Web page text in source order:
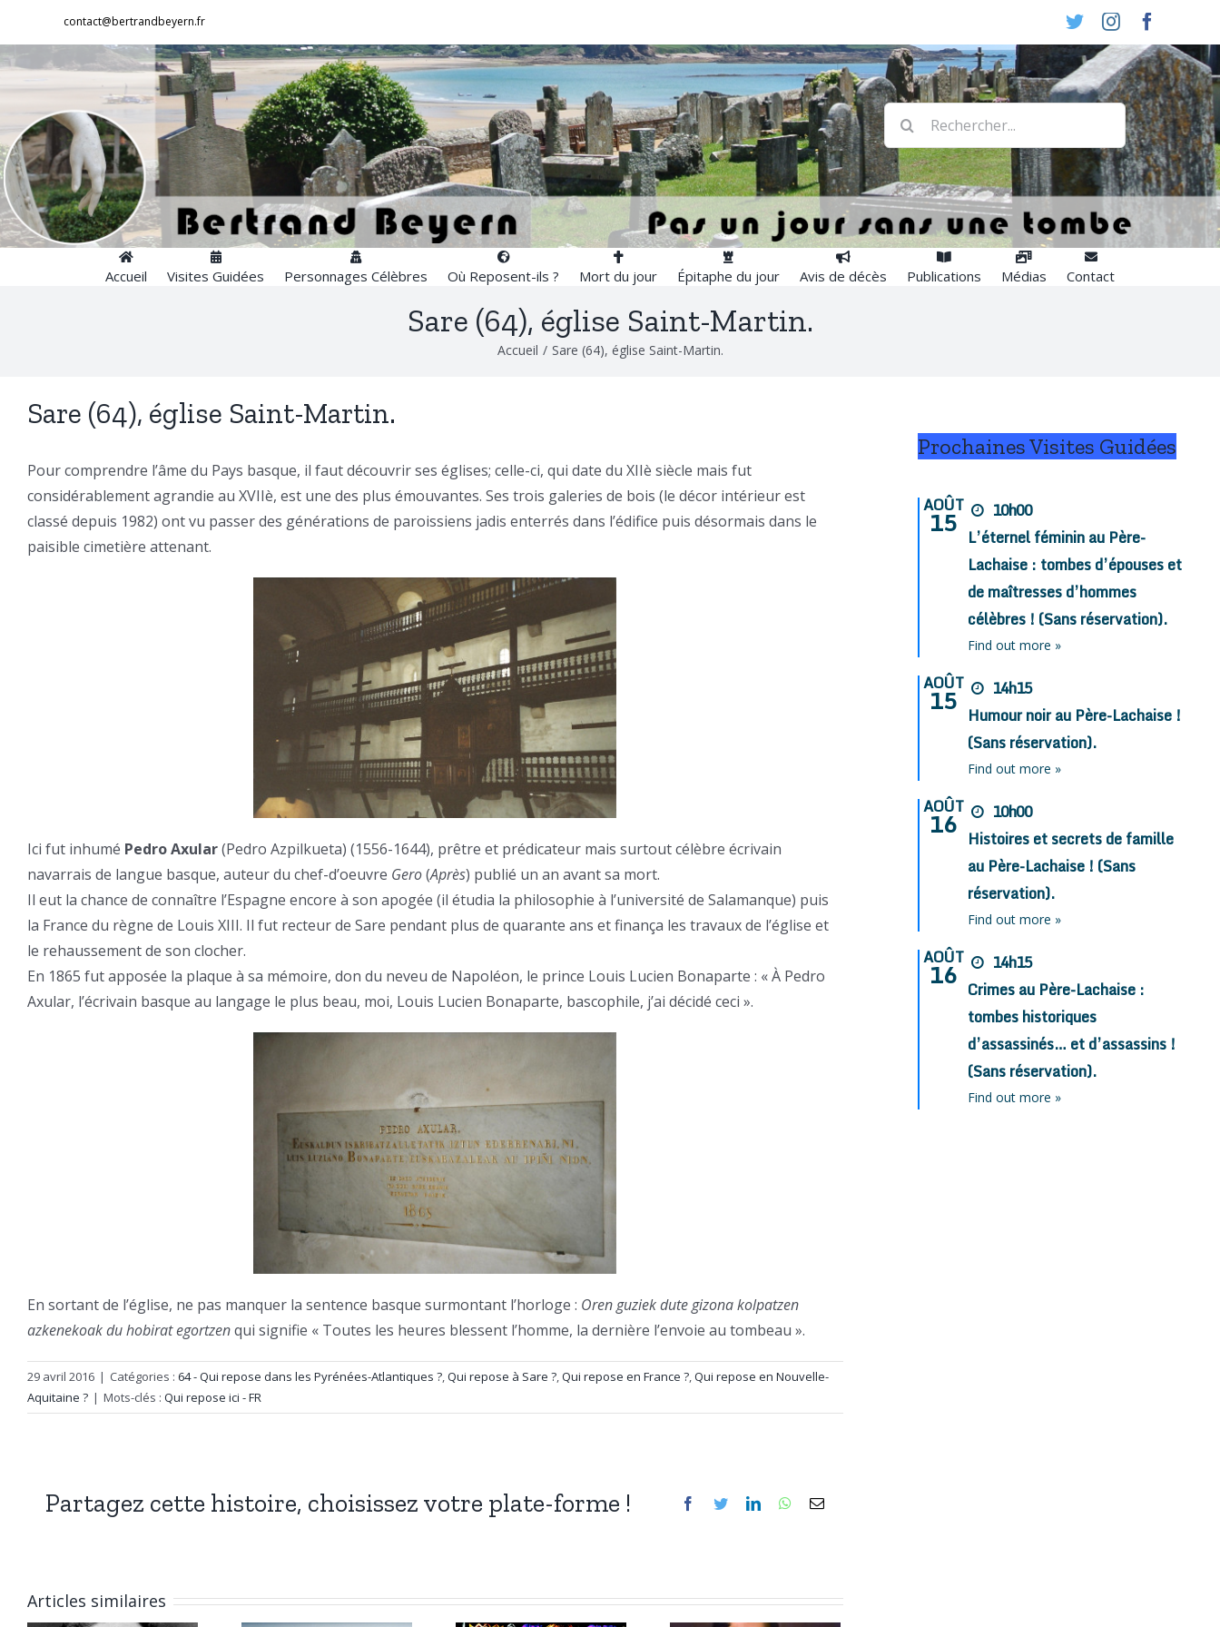
contenu
contact@bertrandbeyern.fr TwitterInstagram
Rechercher:
Accueil Visites Guidées Personnages Célèbres Où Reposent-ils ? Mort du jour Épitaphe du jour Avis de décès Publications Médias Contact
Sare (64), église Saint-Martin.
Accueil / Sare (64), église Saint-Martin.
Sare (64), église Saint-Martin.
Pour comprendre l’âme du Pays basque, il faut découvrir ses églises; celle-ci, qui date du XIIè siècle mais fut
considérablement agrandie au XVIIè, est une des plus émouvantes. Ses trois galeries de bois (le décor intérieur est
classé depuis 1982) ont vu passer des générations de paroissiens jadis enterrés dans l’édifice puis désormais dans le
paisible cimetière attenant.
Ici fut inhumé Pedro Axular(Pedro Azpilkueta) (1556-1644), prêtre et prédicateur mais surtout célèbre écrivain
navarrais de langue basque, auteur du chef-d’oeuvre Gero(Après) publié un an avant sa mort.
Il eut la chance de connaître l’Espagne encore à son apogée (il étudia la philosophie à l’université de Salamanque) puis
la France du règne de Louis XIII. Il fut recteur de Sare pendant plus de quarante ans et finança les travaux de l’église et
le rehaussement de son clocher.
En 1865 fut apposée la plaque à sa mémoire, don du neveu de Napoléon, le prince Louis Lucien Bonaparte : « À Pedro
Axular, l’écrivain basque au langage le plus beau, moi, Louis Lucien Bonaparte, bascophile, j’ai décidé ceci ».
En sortant de l’église, ne pas manquer la sentence basque surmontant l’horloge : Oren guziek dute gizona kolpatzen
azkenekoak du hobirat egortzenqui signifie « Toutes les heures blessent l’homme, la dernière l’envoie au tombeau ».
29 avril 2016 | Catégories : 64 - Qui repose dans les Pyrénées-Atlantiques ?,Qui repose à Sare ?,Qui repose en France ?,Qui repose en Nouvelle-
Aquitaine ? | Mots-clés : Qui repose ici - FR
Partagez cette histoire, choisissez votre plate-forme ! Facebook
TwitterLinkedInWhatsApp
Email
Articles similaires
3 janvier
Prochaines Visites Guidées
AOÛT
15
10h00
L’éternel féminin au Père-
Lachaise : tombes d’épouses et
de maîtresses d’hommes
célèbres ! (Sans réservation).
Find out more »
AOÛT
15
14h15
Humour noir au Père-Lachaise !
(Sans réservation).
Find out more »
AOÛT
16
10h00
Histoires et secrets de famille
au Père-Lachaise ! (Sans
réservation).
Find out more »
AOÛT
16
14h15
Crimes au Père-Lachaise :
tombes historiques
d’assassinés… et d’assassins !
(Sans réservation).
Find out more »